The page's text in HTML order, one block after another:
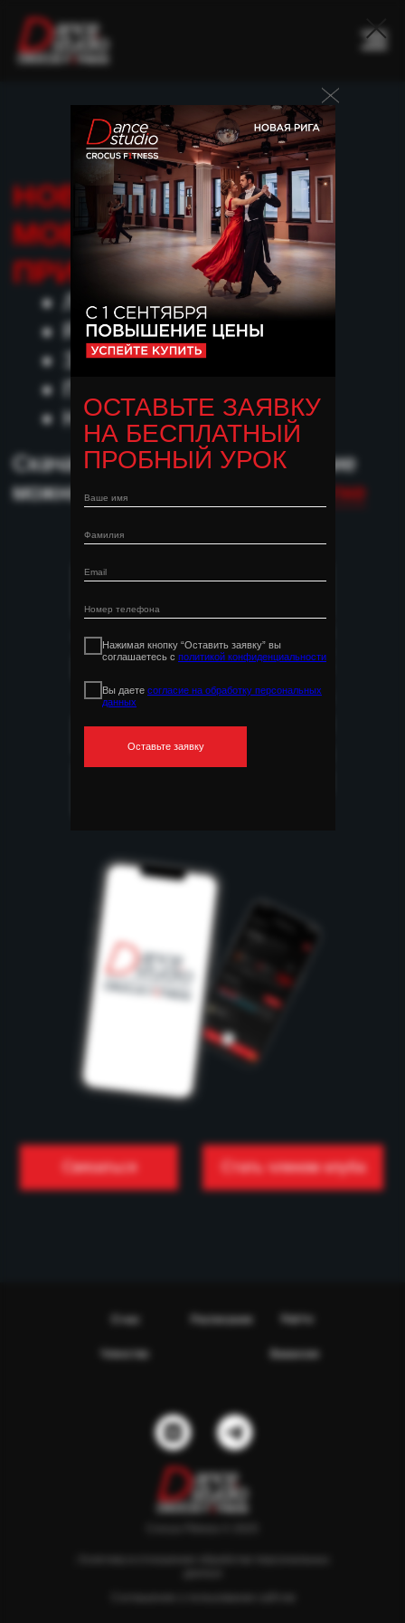
ОСТАВЬТЕ ЗАЯВКУ
НА БЕСПЛАТНЫЙ
ПРОБНЫЙ УРОК
Нажимая кнопку “Оставить заявку” вы
соглашаетесь с политикой конфиденциальности
Вы даете согласие на обработку персональных
данных
Оставьте заявку
НОВОЕ
МОБИЛЬНОЕ
ПРИЛОЖЕНИЕ
Личный кабинет
Расписание
Запись на занятия
Подключение гаджетов
Новости клуба
Скачать мобильное приложение
можно по QR-коду илипо ссылке
Карты
Вакансии